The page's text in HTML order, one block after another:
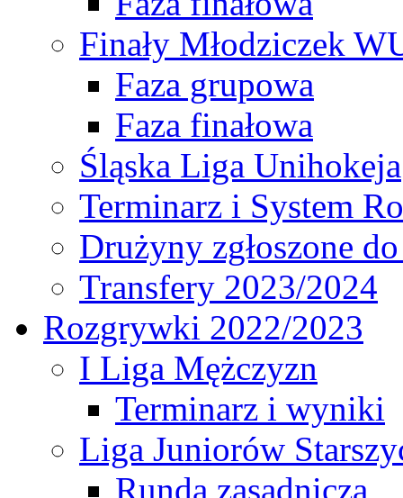
Finały Młodziczek
Faza grupowa
Faza finałowa
Śląska Liga Unihokeja
Terminarz i System
Drużyny zgłoszone
Transfery 2023/2024
Rozgrywki 2022/2023
I Liga Mężczyzn
Terminarz i wyniki
Liga Juniorów
Runda zasadnicza